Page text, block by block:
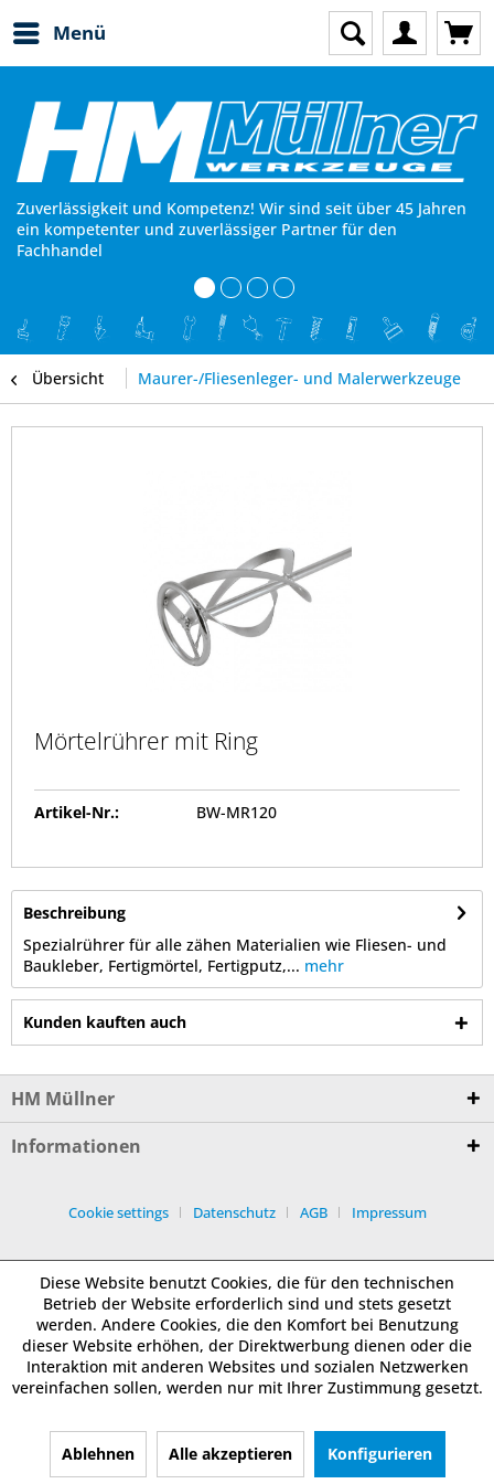
Menü
Zuverlässigkeit und Kompetenz! Wir sind seit über 45 Jahren
ein kompetenter und zuverlässiger Partner für den
Fachhandel
Übersicht Maurer-/Fliesenleger- und Malerwerkzeuge
Mörtelrührer mit Ring
Artikel-Nr.: BW-MR120
Beschreibung
Spezialrührer für alle zähen Materialien wie Fliesen- und
Baukleber, Fertigmörtel, Fertigputz,... mehr
Kunden kauften auch
HM Müllner
Informationen
Cookie settings Datenschutz AGB Impressum
Diese Website benutzt Cookies, die für den technischen
Betrieb der Website erforderlich sind und stets gesetzt
werden. Andere Cookies, die den Komfort bei Benutzung
dieser Website erhöhen, der Direktwerbung dienen oder die
Interaktion mit anderen Websites und sozialen Netzwerken
vereinfachen sollen, werden nur mit Ihrer Zustimmung gesetzt.
Ablehnen Alle akzeptieren Konfigurieren